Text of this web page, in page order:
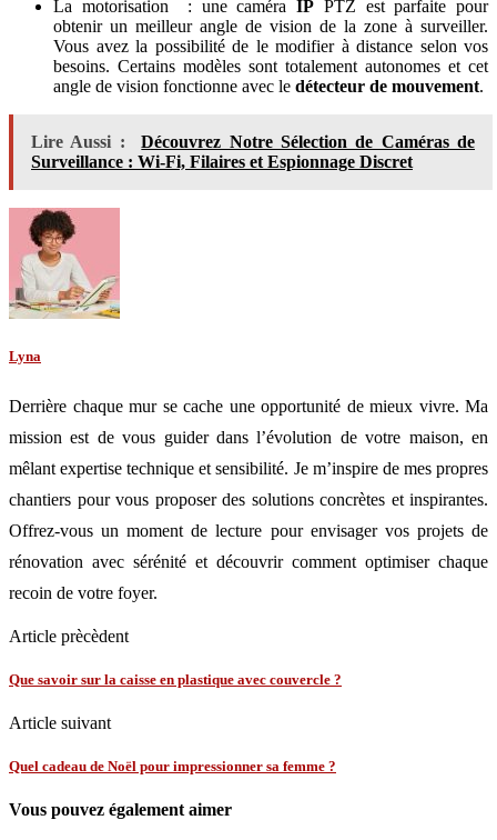
La motorisation : une caméraIP PTZ est parfaite pour
obtenir un meilleur angle de vision de la zone à surveiller.
Vous avez la possibilité de le modifier à distance selon vos
besoins. Certains modèles sont totalement autonomes et cet
angle de vision fonctionne avec le détecteur de mouvement.
Lire Aussi :
Découvrez Notre Sélection de Caméras de
Surveillance : Wi-Fi, Filaires et Espionnage Discret
Lyna
Derrière chaque mur se cache une opportunité de mieux vivre. Ma
mission est de vous guider dans l’évolution de votre maison, en
mêlant expertise technique et sensibilité. Je m’inspire de mes propres
chantiers pour vous proposer des solutions concrètes et inspirantes.
Offrez-vous un moment de lecture pour envisager vos projets de
rénovation avec sérénité et découvrir comment optimiser chaque
recoin de votre foyer.
Article prècèdent
Que savoir sur la caisse en plastique avec couvercle ?
Article suivant
Quel cadeau de Noël pour impressionner sa femme ?
Vous pouvez également aimer